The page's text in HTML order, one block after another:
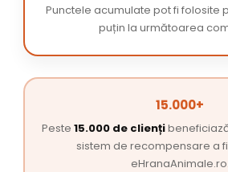
Punctele acumulate pot fi folosite
puțin la următoarea
15.000+
Peste 15.000 de clienți
sistem de recompensare a
eHranaAnimale.ro.